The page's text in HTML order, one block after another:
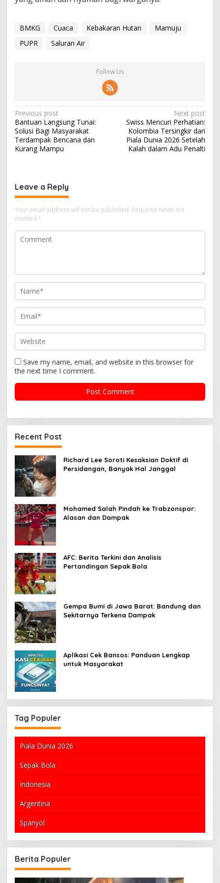
BMKG Cuaca Kebakaran Hutan
Mamuju
PUPR
Saluran Air
Follow Us
P
o
s
t
a
v
i
g
a
o
n
Previous post
Bantuan Langsung Tunai:
Solusi Bagi Masyarakat
Terdampak Bencana dan
Kurang Mampu
Next post
Swiss Mencuri Perhatian:
Kolombia Tersingkir dari
Piala Dunia 2026 Setelah
Kalah dalam Adu Penalti
Leave a Reply
Your email address will not be published. Required fields are
marked *
Save my name, email, and website in this browser for
the next time I comment.
Recent Post
Richard Lee Soroti Kesaksian Doktif di
Persidangan, Banyak Hal Janggal
Mohamed Salah Pindah ke Trabzonspor:
Alasan dan Dampak
AFC: Berita Terkini dan Analisis
Pertandingan Sepak Bola
Gempa Bumi di Jawa Barat: Bandung dan
Sekitarnya Terkena Dampak
Aplikasi Cek Bansos: Panduan Lengkap
untuk Masyarakat
Tag Populer
Piala Dunia 2026
Sepak Bola
Indonesia
Argentina
Spanyol
Berita Populer